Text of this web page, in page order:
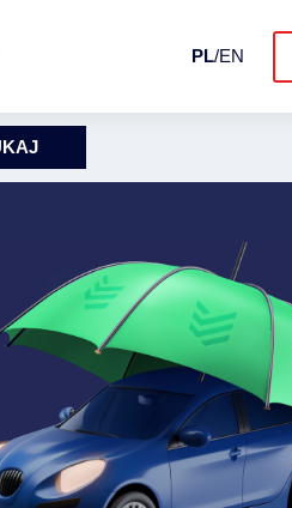
PL/EN